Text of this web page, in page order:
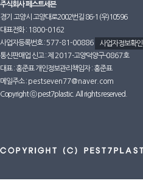
주식회사 페스트세븐
경기 고양시 고양대로2002번길 86-1 (우)10596
대표전화 : 1800-0162
사업자등록번호 : 577-81-00886
사업자정보확인
통신판매업 신고 : 제 2017-고양덕양구-0867호
대표 : 홍준표 개인정보관리책임자 : 홍준표
메일주소 : pestseven77@naver.com
Copyright ⓒ pest7plastic. All rights reserved.